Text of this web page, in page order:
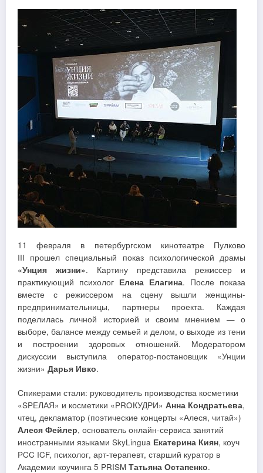
11 февраля в петербургском кинотеатре Пулково
III прошел специальный показ психологической драмы
«Унция жизни». Картину представила режиссер и
практикующий психолог Елена Елагина. После показа
вместе с режиссером на сцену вышли женщины-
предпринимательницы, партнеры проекта. Каждая
поделилась личной историей и своим мнением — о
выборе, балансе между семьей и делом, о выходе из тени
и построении здоровых отношений. Модератором
дискуссии выступила оператор-постановщик «Унции
жизни» Дарья Ивко.
Спикерами стали: руководитель производства косметики
«SPEЛАЯ» и косметики «PROКУДРИ» Анна Кондратьева,
чтец, декламатор (поэтические концерты «Алеся, читай»)
Алеся Фейлер, основатель онлайн-сервиса занятий
иностранными языками SkyLingua Екатерина Киян, коуч
PCC ICF, психолог, арт-терапевт, старший куратор в
Академии коучинга 5 PRISM Татьяна Остапенко.